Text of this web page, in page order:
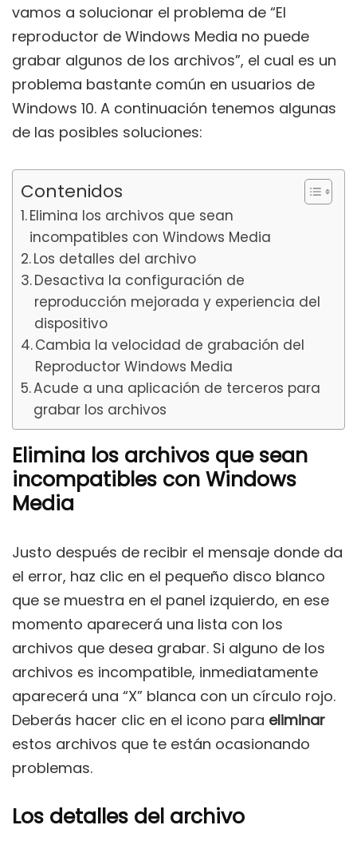
vamos a solucionar el problema de “El
reproductor de Windows Media no puede
grabar algunos de los archivos”, el cual es un
problema bastante común en usuarios de
Windows 10. A continuación tenemos algunas
de las posibles soluciones:
Contenidos
Elimina los archivos que sean
incompatibles con Windows Media
Los detalles del archivo
Desactiva la configuración de
reproducción mejorada y experiencia del
dispositivo
Cambia la velocidad de grabación del
Reproductor Windows Media
Acude a una aplicación de terceros para
grabar los archivos
Elimina los archivos que sean
incompatibles con Windows
Media
Justo después de recibir el mensaje donde da
el error, haz clic en el pequeño disco blanco
que se muestra en el panel izquierdo, en ese
momento aparecerá una lista con los
archivos que desea grabar. Si alguno de los
archivos es incompatible, inmediatamente
aparecerá una “X” blanca con un círculo rojo.
Deberás hacer clic en el icono para eliminar
estos archivos que te están ocasionando
problemas.
Los detalles del archivo